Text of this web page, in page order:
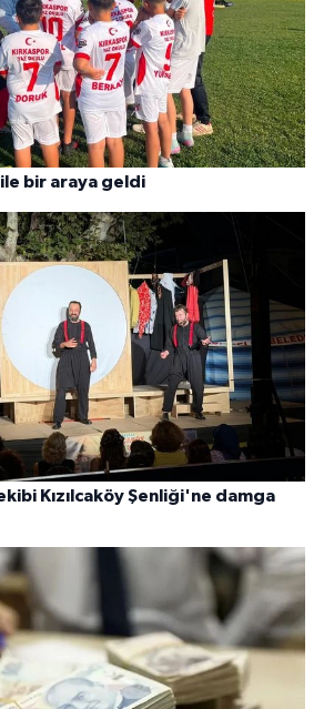
bir araya geldi
Kızılcaköy Şenliği'ne damga